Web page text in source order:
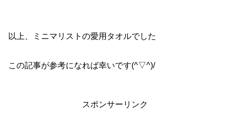
以上、ミニマリストの愛用タオルでした
この記事が参考になれば幸いです(^▽^)/
スポンサーリンク